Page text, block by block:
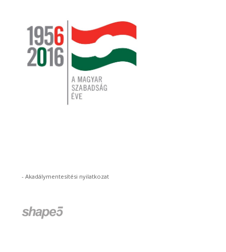
-Akadálymentesítési nyilatkozat